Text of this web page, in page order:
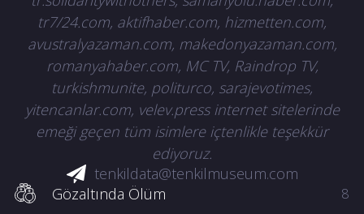
tr7/24.com, aktifhaber.com, hizmetten.com,
avustralyazaman.com, makedonyazaman.com,
romanyahaber.com, MC TV, Raindrop TV,
turkishmunite, politurco, sarajevotimes,
yitencanlar.com, velev.press internet sitelerinde
emeği geçen tüm isimlere içtenlikle teşekkür
ediyoruz.
tenkildata@tenkilmuseum.com
Gözaltında Ölüm
8